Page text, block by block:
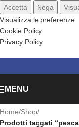
Accetta
Nega
Visualizza le preferenze
Cookie Policy
Privacy Policy
MENU
Home/Shop/
Prodotti taggati